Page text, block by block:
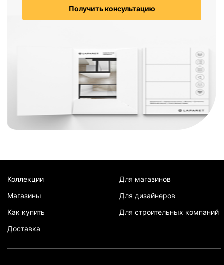
Получить консультацию
Коллекции
Магазины
Как купить
Доставка
Для магазинов
Для дизайнеров
Для строительных компаний